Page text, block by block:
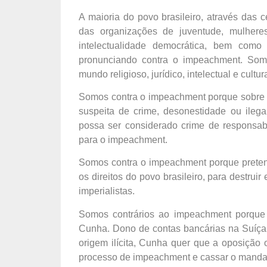
A maioria do povo brasileiro, através das
das organizações de juventude,
intelectualidade democrática, bem
pronunciando contra o impeachment.
mundo religioso, jurídico, intelectual e
Somos contra o impeachment porque
suspeita de crime, desonestidade ou
possa ser considerado crime de
para o impeachment.
Somos contra o impeachment porque
os direitos do povo brasileiro, para destruir
imperialistas.
Somos contrários ao impeachment
Cunha. Dono de contas bancárias na
origem ilícita, Cunha quer que a oposição
processo de impeachment e cassar o